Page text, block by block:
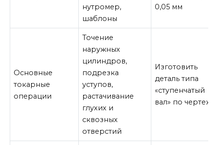
нутромер,
шаблоны
0,05 мм
Основные
токарные
операции
Точение
наружных
цилиндров,
подрезка
уступов,
растачивание
глухих и
сквозных
отверстий
Изготовить
деталь типа
«ступенчатый
вал» по чертежу